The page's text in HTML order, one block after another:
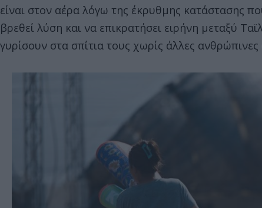
είναι στον αέρα λόγω της έκρυθμης κατάστασης
βρεθεί λύση και να επικρατήσει ειρήνη μεταξύ
γυρίσουν στα σπίτια τους χωρίς άλλες ανθρώπινες